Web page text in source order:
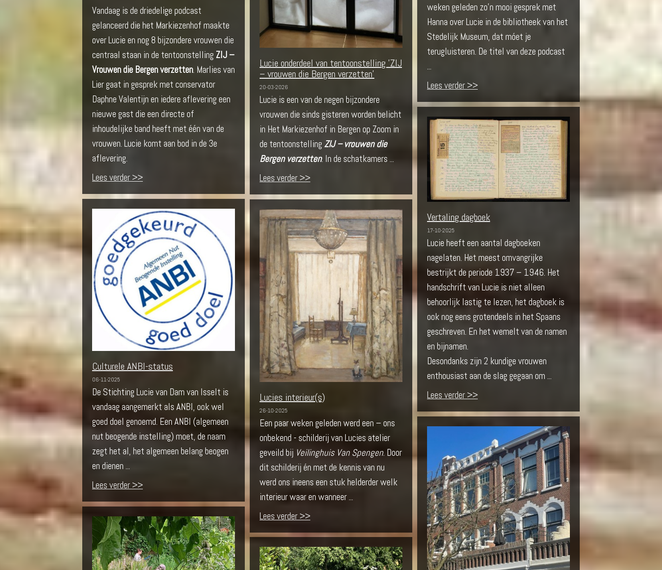
Vandaag is de driedelige podcast
gelanceerd die het Markiezenhof maakte
over Lucie en nog 8 bijzondere vrouwen die
centraal staan in de tentoonstelling ZIJ –
Vrouwen die Bergen verzetten. Marlies van
Lier gaat in gesprek met conservator
Daphne Valentijn en iedere aflevering een
nieuwe gast die een directe of
inhoudelijke band heeft met één van de
vrouwen. Lucie komt aan bod in de 3e
aflevering.
Lees verder >>
Lucie onderdeel van tentoonstelling 'ZIJ
– vrouwen die Bergen verzetten'
20-03-2026
Lucie is een van de negen bijzondere
vrouwen die sinds gisteren worden belicht
in Het Markiezenhof in Bergen op Zoom in
de tentoonstelling ZIJ – vrouwen die
Bergen verzetten. In de schatkamers ...
Lees verder >>
weken geleden zo’n mooi gesprek met
Hanna over Lucie in de bibliotheek van het
Stedelijk Museum, dat móet je
terugluisteren. De titel van deze podcast
...
Lees verder >>
Culturele ANBI-status
06-11-2025
De Stichting Lucie van Dam van Isselt is
vandaag aangemerkt als ANBI, ook wel
goed doel genoemd. Een ANBI (algemeen
nut beogende instelling) moet, de naam
zegt het al, het algemeen belang beogen
en dienen ...
Lees verder >>
Lucies interieur(s)
26-10-2025
Een paar weken geleden werd een – ons
onbekend - schilderij van Lucies atelier
geveild bij Veilinghuis Van Spengen. Door
dit schilderij én met de kennis van nu
werd ons ineens een stuk helderder welk
interieur waar en wanneer ...
Lees verder >>
Vertaling dagboek
17-10-2025
Lucie heeft een aantal dagboeken
nagelaten. Het meest omvangrijke
bestrijkt de periode 1937 – 1946. Het
handschrift van Lucie is niet alleen
behoorlijk lastig te lezen, het dagboek is
ook nog eens grotendeels in het Spaans
geschreven. En het wemelt van de namen
en bijnamen.
Desondanks zijn 2 kundige vrouwen
enthousiast aan de slag gegaan om ...
Lees verder >>